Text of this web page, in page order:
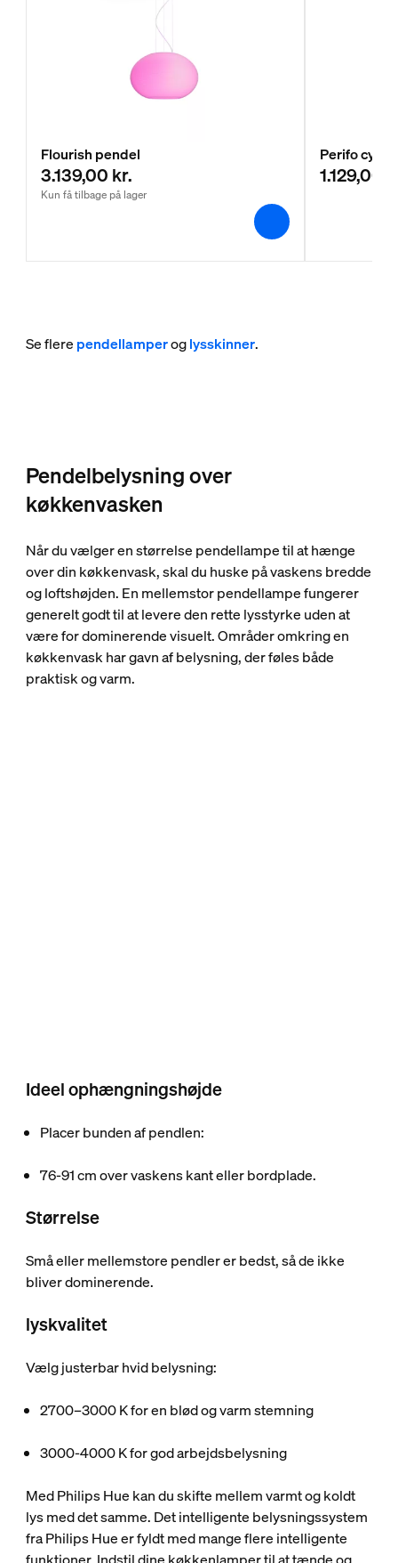
Flourish pendel
3.139,00 kr.
Kun få tilbage på lager
Perifo
1.129,00
Se flere pendellamperoglysskinner.
Pendelbelysning over
køkkenvasken
Når du vælger en størrelse pendellampe til at hænge
over din køkkenvask, skal du huske på vaskens bredde
og loftshøjden. En mellemstor pendellampe fungerer
generelt godt til at levere den rette lysstyrke uden at
være for dominerende visuelt. Områder omkring en
køkkenvask har gavn af belysning, der føles både
praktisk og varm.
Ideel ophængningshøjde
Placer bunden af pendlen:
76-91 cm over vaskens kant eller bordplade.
Størrelse
Små eller mellemstore pendler er bedst, så de ikke
bliver dominerende.
lyskvalitet
Vælg justerbar hvid belysning:
2700–3000 K for en blød og varm stemning
3000-4000 K for god arbejdsbelysning
Med Philips Hue kan du skifte mellem varmt og koldt
lys med det samme. Det intelligente belysningssystem
fra Philips Hue er fyldt med mange flere intelligente